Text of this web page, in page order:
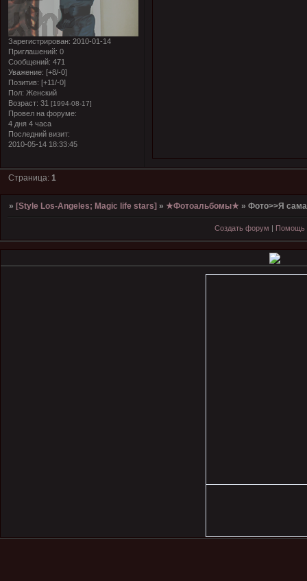
Зарегистрирован: 2010-01-14
Приглашений: 0
Сообщений: 471
Уважение: [+8/-0]
Позитив: [+11/-0]
Пол: Женский
Возраст: 31 [1994-08-17]
Провел на форуме:
4 дня 4 часа
Последний визит:
2010-05-14 18:33:45
Страница: 1
» [Style Los-Angeles; Magic life stars] »★Фотоальбомы★ »Фото>>Я
Создать форум | Помощь